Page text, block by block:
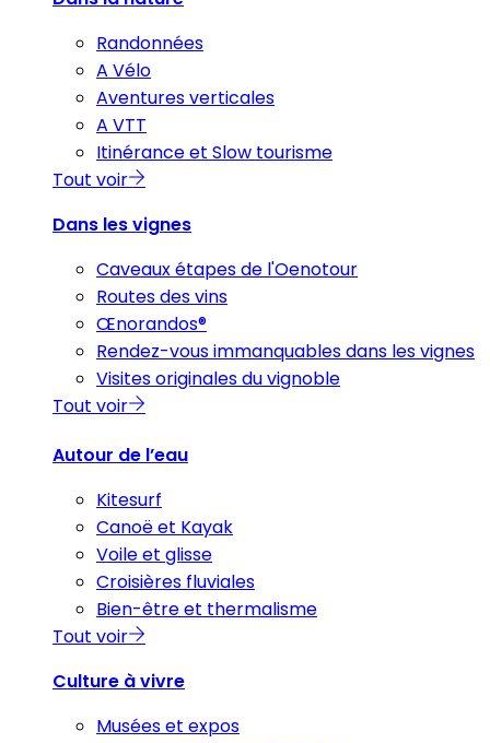
Randonnées
A Vélo
Aventures verticales
A VTT
Itinérance et Slow tourisme
Tout voir
Dans les vignes
Caveaux étapes de l'Oenotour
Routes des vins
Œnorandos®
Rendez-vous immanquables dans les vignes
Visites originales du vignoble
Tout voir
Autour de l’eau
Kitesurf
Canoë et Kayak
Voile et glisse
Croisières fluviales
Bien-être et thermalisme
Tout voir
Culture à vivre
Musées et expos